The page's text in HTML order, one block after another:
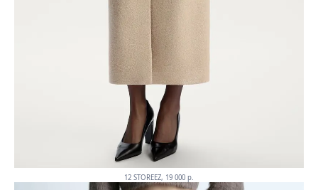
12 STOREEZ, 19 000 p.